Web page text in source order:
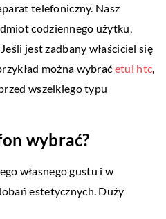
telefoniczny. Nasz
codziennego użytku,
jest zadbany właściciel się
można wybrać etui htc,
wszelkiego typu
wybrać?
własnego gustu i w
estetycznych. Duży